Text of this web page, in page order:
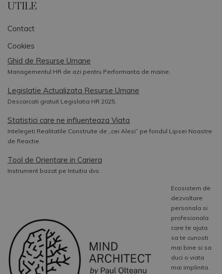
UTILE
Contact
Cookies
Ghid de Resurse Umane
Managementul HR de azi pentru Performanta de maine.
Legislatie Actualizata Resurse Umane
Descarcati gratuit Legislatia HR 2025.
Statistici care ne influenteaza Viata
Intelegeti Realitatile Construite de „cei Alesi” pe fondul Lipsei Noastre
de Reactie.
Tool de Orientare in Cariera
Instrument bazat pe Intuitia dvs.
Ecosistem de
dezvoltare
personala si
profesionala
care te ajuta
sa te cunosti
mai bine si sa
duci o viata
mai implinita.